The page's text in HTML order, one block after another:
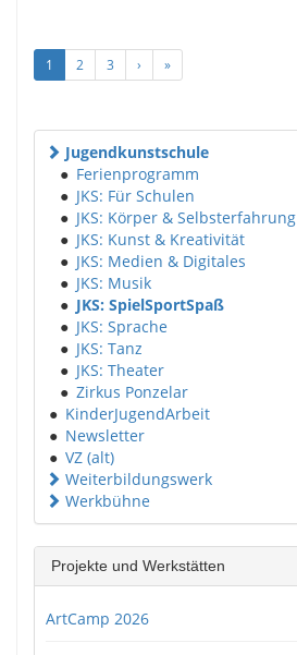
1 2 3 › »
Jugendkunstschule
● Ferienprogramm
● JKS: Für Schulen
● JKS: Körper & Selbsterfahrung
● JKS: Kunst & Kreativität
● JKS: Medien & Digitales
● JKS: Musik
● JKS: SpielSportSpaß
● JKS: Sprache
● JKS: Tanz
● JKS: Theater
● Zirkus Ponzelar
● KinderJugendArbeit
● Newsletter
● VZ (alt)
Weiterbildungswerk
Werkbühne
Projekte und Werkstätten
ArtCamp 2026